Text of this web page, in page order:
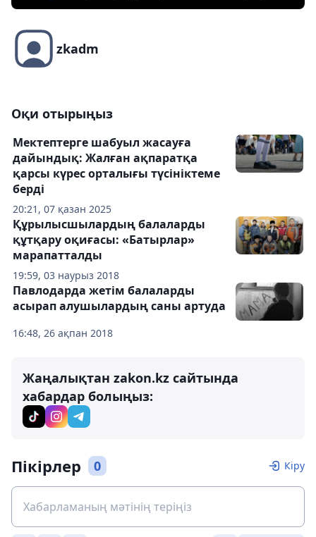
zkadm
Оқи отырыңыз
20:21, 07 қазан 2025
Мектептерге шабуыл жасауға
дайындық: Жалған ақпаратқа
қарсы күрес орталығы түсініктеме
берді
19:59, 03 наурыз 2018
Құрылысшылардың балаларды
құтқару оқиғасы: «Батырлар»
марапатталды
16:48, 26 ақпан 2018
Павлодарда жетім балаларды
асырап алушылардың саны артуда
Жаңалықтан zakon.kz сайтында
хабардар болыңыз:
Пікірлер 0 Кіру